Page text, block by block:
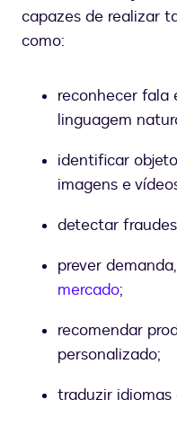
capazes de realizar
como:
reconhecer fala
linguagem
identificar
imagens e
detectar
prever
mercado;
recomendar
personalizado;
traduzir